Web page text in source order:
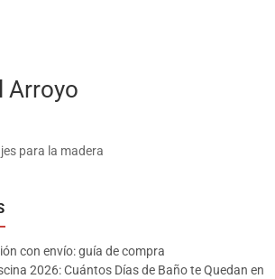
Arroyo
para la madera
con envío: guía de compra
2026: Cuántos Días de Baño te Quedan en